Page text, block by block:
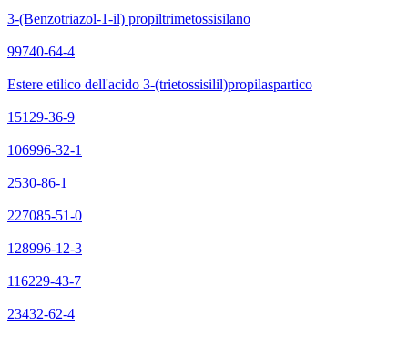
3-(Benzotriazol-1-il) propiltrimetossisilano
99740-64-4
Estere etilico dell'acido 3-(trietossisilil)propilaspartico
15129-36-9
106996-32-1
2530-86-1
227085-51-0
128996-12-3
116229-43-7
23432-62-4